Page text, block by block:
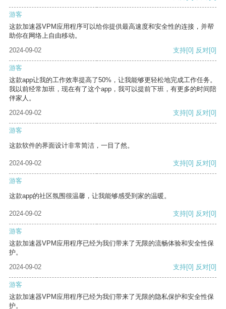
游客
这款加速器VPM应用程序可以给你提供最高速度和安全性的连接，并帮
助你在网络上自由移动。
2024-09-02
支持[0] 反对[0]
游客
这款app让我的工作效率提高了50%，让我能够更轻松地完成工作任务。
我以前经常加班，现在有了这个app，我可以提前下班，有更多的时间陪
伴家人。
2024-09-02
支持[0] 反对[0]
游客
这款软件的界面设计非常简洁，一目了然。
2024-09-02 支持[0] 反对[0]
游客
这款app的社区氛围很温馨，让我能够感受到家的温暖。
2024-09-02 支持[0] 反对[0]
游客
这款加速器VPM应用程序已经为我们带来了无限的流畅体验和安全性保
护。
2024-09-02
支持[0] 反对[0]
游客
这款加速器VPM应用程序已经为我们带来了无限的隐私保护和安全性保
护。